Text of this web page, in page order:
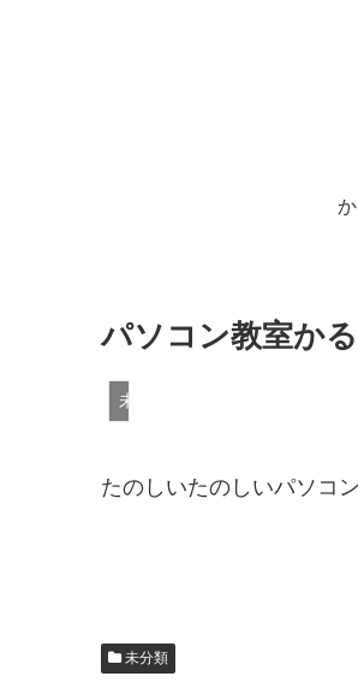
パソコン教室か
未分類
たのしいたのしいパソコ
未分類